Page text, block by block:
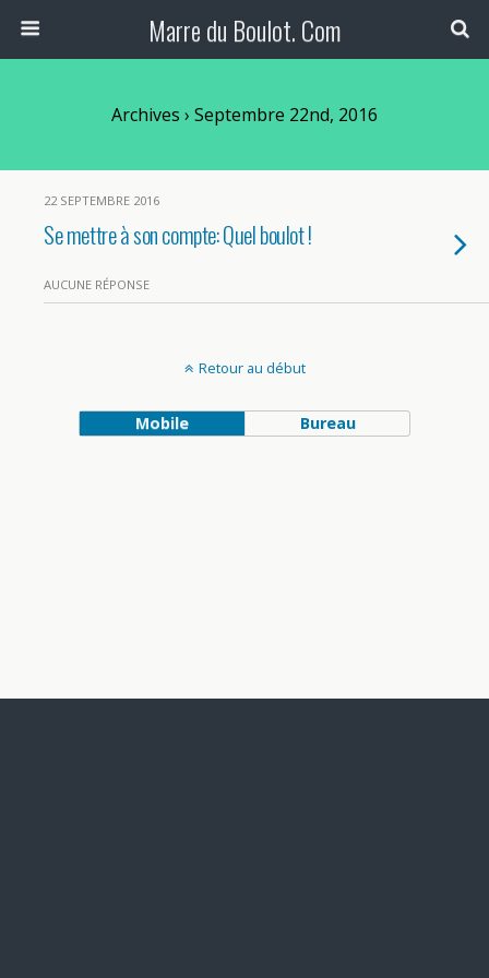
Marre du Boulot. Com
Archives › Septembre 22nd, 2016
22 SEPTEMBRE 2016
Se mettre à son compte: Quel boulot !
AUCUNE RÉPONSE
Retour au début
Mobile Bureau